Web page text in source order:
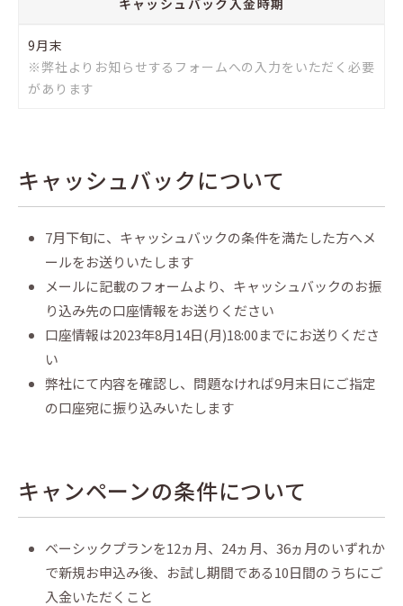
キャッシュバック入金時期
9月末
※弊社よりお知らせするフォームへの入力をいただく必要
があります
キャッシュバックについて
7月下旬に、キャッシュバックの条件を満たした方へメ
ールをお送りいたします
メールに記載のフォームより、キャッシュバックのお振
り込み先の口座情報をお送りください
口座情報は2023年8月14日(月)18:00までにお送りくださ
い
弊社にて内容を確認し、問題なければ9月末日にご指定
の口座宛に振り込みいたします
キャンペーンの条件について
ベーシックプランを12ヵ月、24ヵ月、36ヵ月のいずれか
で新規お申込み後、お試し期間である10日間のうちにご
入金いただくこと